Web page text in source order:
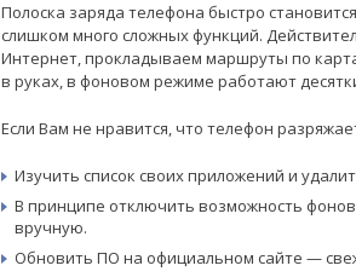
Полоска заряда телефона быстро
слишком много сложных функций.
Интернет, прокладываем маршруты по
в руках, в фоновом режиме работают
Если Вам не нравится, что телефон
Изучить список своих приложений и
В принципе отключить возможность
вручную.
Обновить ПО на официальном сайте —